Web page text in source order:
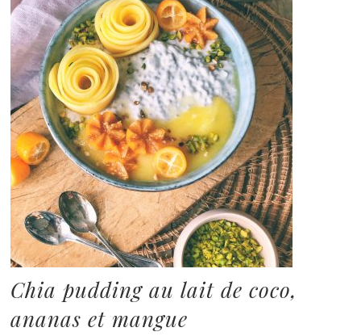
Chia pudding au lait de coco,
ananas et mangue